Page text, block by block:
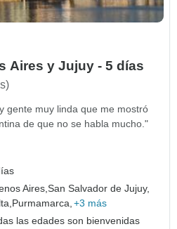
Aires y Jujuy - 5 días
gente muy linda que me mostró
de que no se habla mucho."
Aires,San Salvador de Jujuy,
Purmamarca, +3 más
las edades son bienvenidas